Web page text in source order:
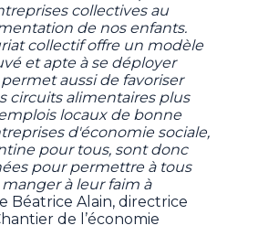
collectives au
de nos enfants.
collectif offre un modèle
et apte à se déployer
aussi de favoriser
circuits alimentaires plus
locaux de bonne
d'économie sociale,
pour tous, sont donc
pour permettre à tous
à leur faim à
Béatrice Alain, directrice
de l’économie